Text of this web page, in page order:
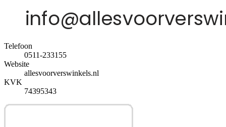
Telefoon
0511-233155
Website
allesvoorverswinkels.nl
KVK
74395343